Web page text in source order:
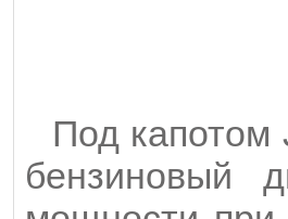
Под капотом
бензиновый